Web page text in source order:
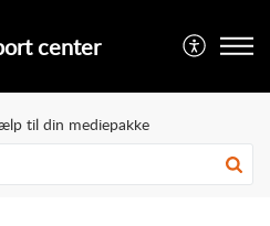
center
til din mediepakke